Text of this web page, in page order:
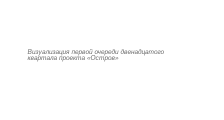
Визуализация первой очереди двенадцатого
квартала проекта «Остров»